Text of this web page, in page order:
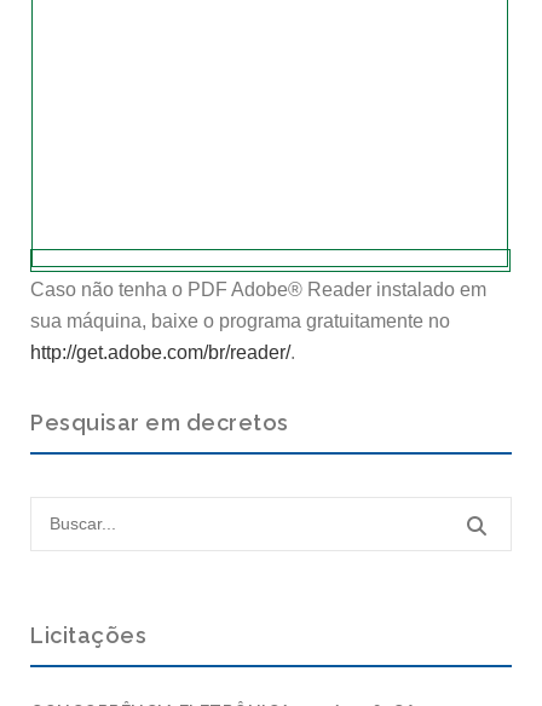
Caso não tenha o PDF Adobe® Reader instalado em
sua máquina, baixe o programa gratuitamente no
http://get.adobe.com/br/reader/.
Pesquisar em decretos
Licitações